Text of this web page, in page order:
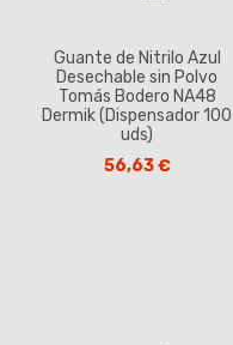
Guante de Nitrilo Azul
Desechable sin Polvo
Tomás Bodero NA48
Dermik (Dispensador 100
uds)
56,63 €